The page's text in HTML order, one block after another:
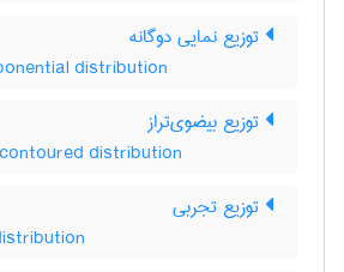
توزیع نمایی دوگانه
distribution
توزیع بیضوی‌تراز
distribution
توزیع تجربی